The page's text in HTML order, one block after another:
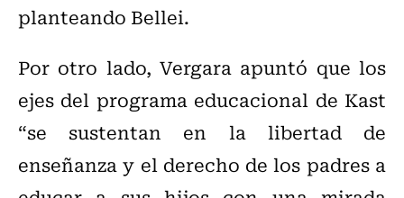
planteando Bellei.
Por otro lado, Vergara apuntó que los
ejes del programa educacional de Kast
“se sustentan en la libertad de
enseñanza y el derecho de los padres a